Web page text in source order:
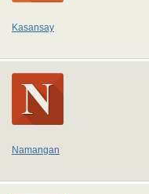
Kasansay
Namangan